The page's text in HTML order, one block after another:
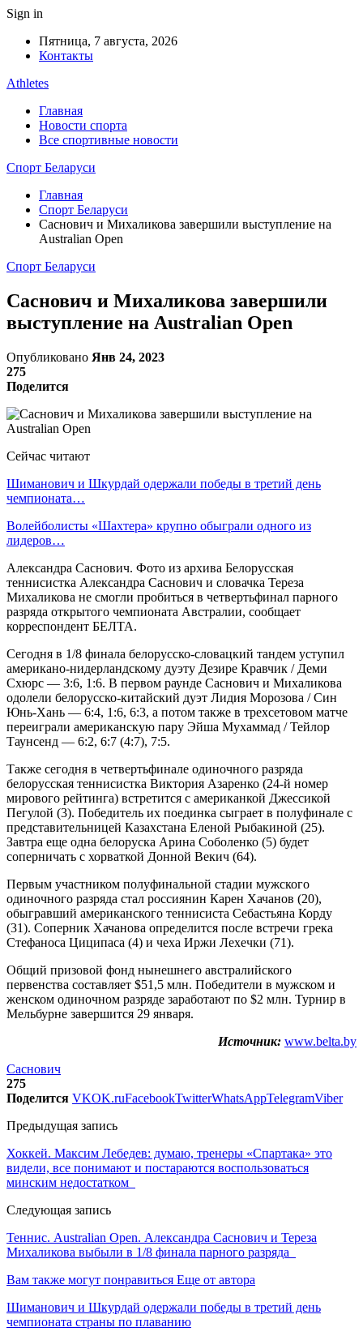
Sign in
Пятница, 7 августа, 2026
Контакты
Athletes
Главная
Новости спорта
Все спортивные новости
Спорт Беларуси
Главная
Спорт Беларуси
Саснович и Михаликова завершили выступление на
Australian Open
Спорт Беларуси
Саснович и Михаликова завершили
выступление на Australian Open
Опубликовано Янв 24, 2023
275
Поделится
Сейчас читают
Шиманович и Шкурдай одержали победы в третий день
чемпионата…
Волейболисты «Шахтера» крупно обыграли одного из
лидеров…
Александра Саснович. Фото из архива Белорусская
теннисистка Александра Саснович и словачка Тереза
Михаликова не смогли пробиться в четвертьфинал парного
разряда открытого чемпионата Австралии, сообщает
корреспондент БЕЛТА.
Сегодня в 1/8 финала белорусско-словацкий тандем уступил
американо-нидерландскому дуэту Дезире Кравчик / Деми
Схюрс — 3:6, 1:6. В первом раунде Саснович и Михаликова
одолели белорусско-китайский дуэт Лидия Морозова / Син
Юнь-Хань — 6:4, 1:6, 6:3, а потом также в трехсетовом матче
переиграли американскую пару Эйша Мухаммад / Тейлор
Таунсенд — 6:2, 6:7 (4:7), 7:5.
Также сегодня в четвертьфинале одиночного разряда
белорусская теннисистка Виктория Азаренко (24-й номер
мирового рейтинга) встретится с американкой Джессикой
Пегулой (3). Победитель их поединка сыграет в полуфинале с
представительницей Казахстана Еленой Рыбакиной (25).
Завтра еще одна белоруска Арина Соболенко (5) будет
соперничать с хорваткой Донной Векич (64).
Первым участником полуфинальной стадии мужского
одиночного разряда стал россиянин Карен Хачанов (20),
обыгравший американского теннисиста Себастьяна Корду
(31). Соперник Хачанова определится после встречи грека
Стефаноса Циципаса (4) и чеха Иржи Лехечки (71).
Общий призовой фонд нынешнего австралийского
первенства составляет $51,5 млн. Победители в мужском и
женском одиночном разряде заработают по $2 млн. Турнир в
Мельбурне завершится 29 января.
Источник: www.belta.by
Саснович
275
Поделится VKOK.ruFacebookTwitterWhatsAppTelegramViber
Предыдущая запись
Хоккей. Максим Лебедев: думаю, тренеры «Спартака» это
видели, все понимают и постараются воспользоваться
минским недостатком
Следующая запись
Теннис. Australian Open. Александра Саснович и Тереза
Михаликова выбыли в 1/8 финала парного разряда
Вам также могут понравиться Еще от автора
Шиманович и Шкурдай одержали победы в третий день
чемпионата страны по плаванию